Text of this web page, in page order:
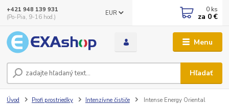
Menu
EUR
Hľadať
+421 948 139 931
(Po-Pia, 9-16 hod.)
0 ks
za 0 €
Úvod Profi prostriedky Intenzívne čističe Intense Energy Oriental